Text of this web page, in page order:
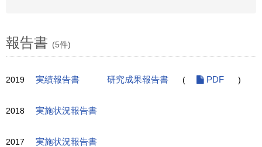
報告書 (5件)
2019 実績報告書 研究成果報告書 ( PDF )
2018 実施状況報告書
2017 実施状況報告書